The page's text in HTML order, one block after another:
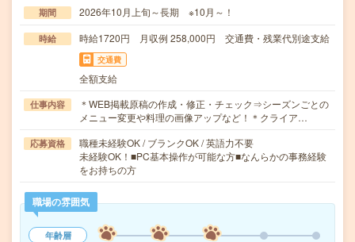
期間 2026年10月上旬～長期 ※10月～！
時給 時給1720円 月収例 258,000円 交通費・残業代別途支給
交通費
全額支給
仕事内容
＊WEB掲載原稿の作成・修正・チェック⇒シーズンごとの
メニュー変更や料理の画像アップなど！＊クライア…
応募資格
職種未経験OK / ブランクOK / 英語力不要
未経験OK！■PC基本操作が可能な方■なんらかの事務経験
をお持ちの方
職場の雰囲気
年齢層